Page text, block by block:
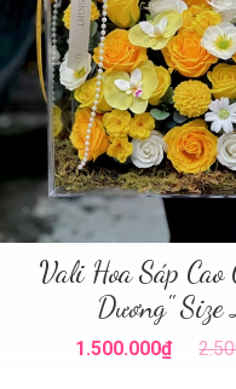
Vali Hoa Sáp Cao
Dương" Size
1.500.000₫